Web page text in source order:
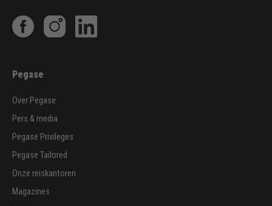
Pegase
Over Pegase
Pers & media
Pegase Privileges
Pegase Tailored
Onze reiskantoren
Magazines